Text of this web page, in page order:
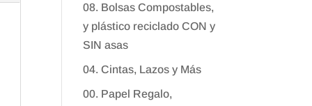
08. Bolsas Compostables,
y plástico reciclado CON y
SIN asas
04. Cintas, Lazos y Más
00. Papel Regalo,